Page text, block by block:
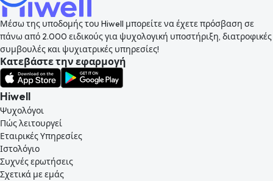
Μέσω της υποδομής του Hiwell μπορείτε να έχετε πρόσβαση σε
πάνω από 2.000 ειδικούς για ψυχολογική υποστήριξη, διατροφικές
συμβουλές και ψυχιατρικές υπηρεσίες!
Κατεβάστε την εφαρμογή
Hiwell
Ψυχολόγοι
Πώς λειτουργεί
Εταιρικές Υπηρεσίες
Ιστολόγιο
Συχνές ερωτήσεις
Σχετικά με εμάς